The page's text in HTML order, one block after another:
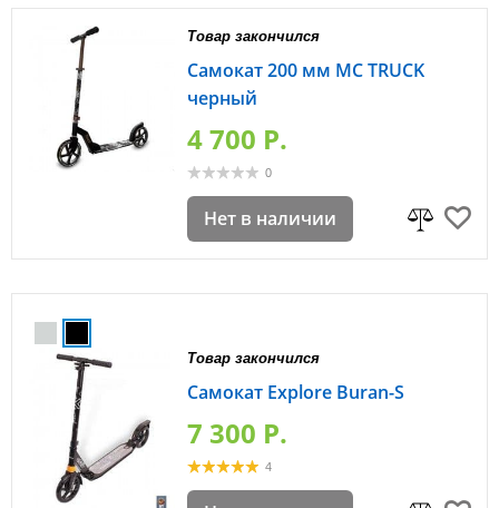
Товар закончился
Самокат 200 мм MC TRUCK
черный
4 700 P.
0
Нет в наличии
Товар закончился
Самокат Explore Buran-S
7 300 P.
4